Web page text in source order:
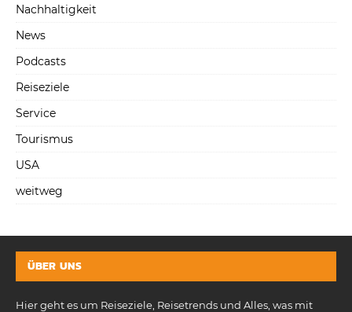
Nachhaltigkeit
News
Podcasts
Reiseziele
Service
Tourismus
USA
weitweg
ÜBER UNS
Hier geht es um Reiseziele, Reisetrends und Alles, was mit